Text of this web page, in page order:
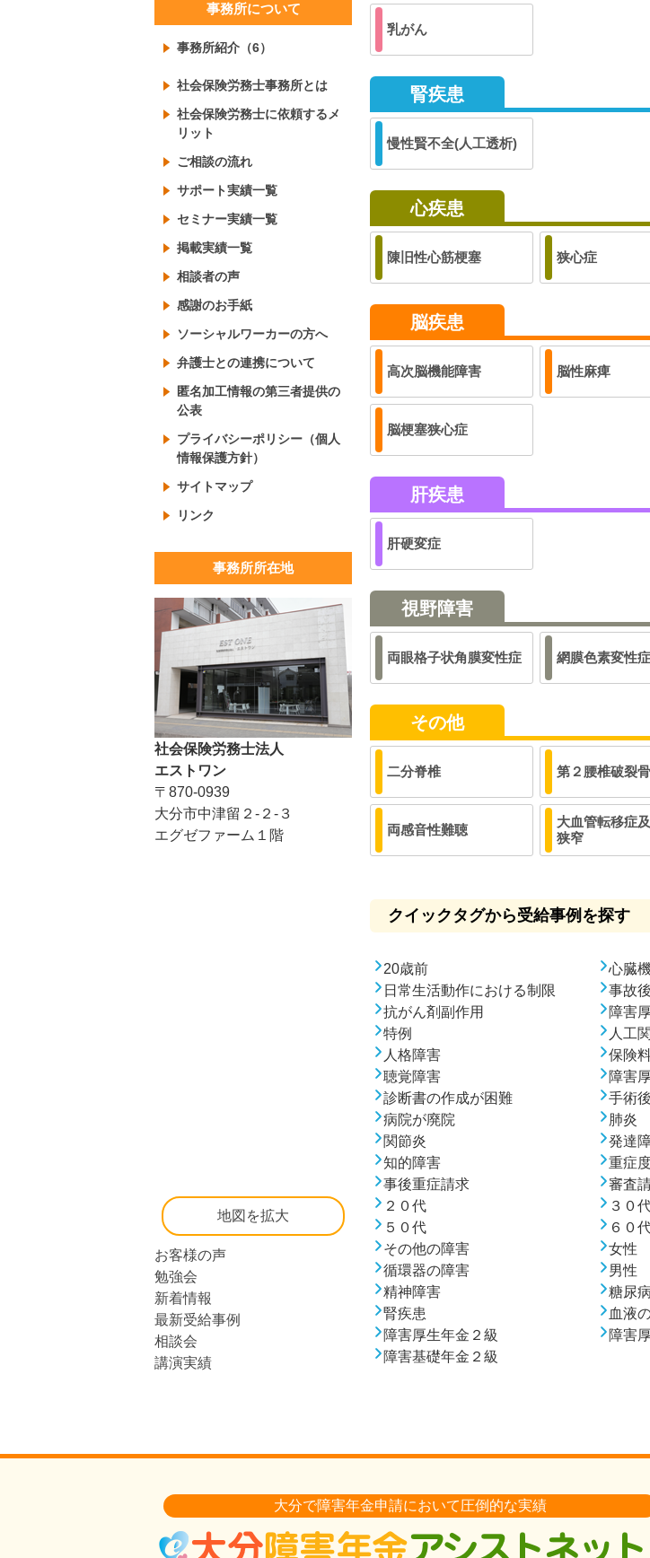
乳がん
腎疾患
慢性賢不全(人工透析)
心疾患
陳旧性心筋梗塞 狭心症
脳疾患
高次脳機能障害 脳性麻痺
脳梗塞狭心症
肝疾患
肝硬変症
視野障害
両眼格子状角膜変性症 網膜色素変性症
その他
二分脊椎 第２腰椎破裂
両感音性難聴
大血管転移症
狭窄
クイックタグから受給事例を探す
20歳前 心臓
日常生活動作における制限
事故
抗がん剤副作用
障害
特例
人工
人格障害
保険
聴覚障害
障害
診断書の作成が困難
手術
病院が廃院
肺炎
関節炎
発達
知的障害
重症
事後重症請求
審査
２０代
３０
５０代
６０
その他の障害
女性
循環器の障害
男性
精神障害
糖尿病
腎疾患
血液
障害厚生年金２級
障害
障害基礎年金２級
事務所について
事務所紹介（6）
社会保険労務士事務所とは
社会保険労務士に依頼するメ
リット
ご相談の流れ
サポート実績一覧
セミナー実績一覧
掲載実績一覧
相談者の声
感謝のお手紙
ソーシャルワーカーの方へ
弁護士との連携について
匿名加工情報の第三者提供の
公表
プライバシーポリシー（個人
情報保護方針）
サイトマップ
リンク
事務所所在地
社会保険労務士法人
エストワン
〒870-0939
大分市中津留２-２-３
エグゼファーム１階
地図を拡大
お客様の声
勉強会
新着情報
最新受給事例
相談会
講演実績
大分で障害年金申請において圧倒的な実績